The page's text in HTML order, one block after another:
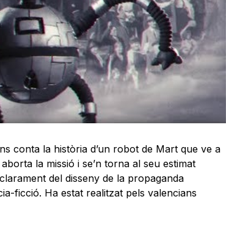
conta la història d’un robot de Mart que ve a
la missió i se’n torna al seu estimat
del disseny de la propaganda
ficció. Ha estat realitzat pels valencians